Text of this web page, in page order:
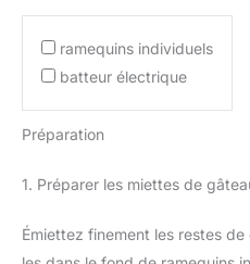
ramequins individuels
batteur électrique
Préparation
1. Préparer les miettes de
Émiettez finement les restes